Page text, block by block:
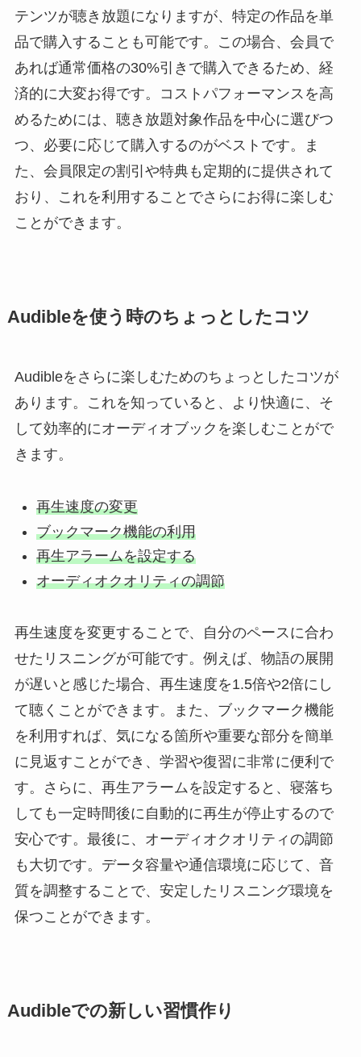
テンツが聴き放題になりますが、特定の作品を単
品で購入することも可能です。この場合、会員で
あれば通常価格の30%引きで購入できるため、経
済的に大変お得です。コストパフォーマンスを高
めるためには、聴き放題対象作品を中心に選びつ
つ、必要に応じて購入するのがベストです。ま
た、会員限定の割引や特典も定期的に提供されて
おり、これを利用することでさらにお得に楽しむ
ことができます。
Audibleを使う時のちょっとしたコツ
Audibleをさらに楽しむためのちょっとしたコツが
あります。これを知っていると、より快適に、そ
して効率的にオーディオブックを楽しむことがで
きます。
再生速度の変更
ブックマーク機能の利用
再生アラームを設定する
オーディオクオリティの調節
再生速度を変更することで、自分のペースに合わ
せたリスニングが可能です。例えば、物語の展開
が遅いと感じた場合、再生速度を1.5倍や2倍にし
て聴くことができます。また、ブックマーク機能
を利用すれば、気になる箇所や重要な部分を簡単
に見返すことができ、学習や復習に非常に便利で
す。さらに、再生アラームを設定すると、寝落ち
しても一定時間後に自動的に再生が停止するので
安心です。最後に、オーディオクオリティの調節
も大切です。データ容量や通信環境に応じて、音
質を調整することで、安定したリスニング環境を
保つことができます。
Audibleでの新しい習慣作り